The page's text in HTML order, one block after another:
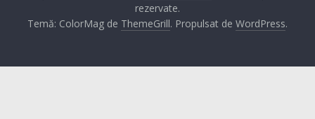
rezervate.
Temă: ColorMag de ThemeGrill. Propulsat de WordPress.